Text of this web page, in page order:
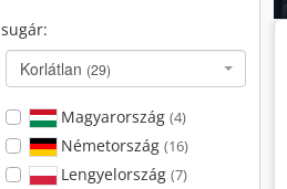
sugár:
Korlátlan (29)
Magyarország (4)
Németország (16)
Lengyelország (7)